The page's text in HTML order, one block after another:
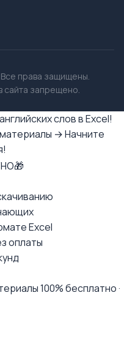
права защищены.
сайта запрещено.
слов в Excel!
→ Начните
Excel
оплаты
100% бесплатно ·